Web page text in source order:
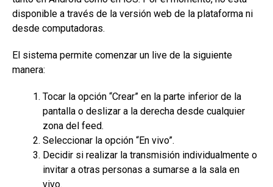
disponible a través de la versión web de la plataforma ni
desde computadoras.
El sistema permite comenzar un live de la siguiente
manera:
Tocar la opción “Crear” en la parte inferior de la
pantalla o deslizar a la derecha desde cualquier
zona del feed.
Seleccionar la opción “En vivo”.
Decidir si realizar la transmisión individualmente o
invitar a otras personas a sumarse a la sala en
vivo.